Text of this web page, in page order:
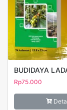
BUDIDAYA
Rp75.000